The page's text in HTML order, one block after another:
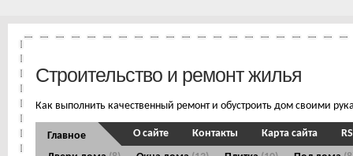
Строительство и ремонт жилья
Как выполнить качественный ремонт и обустроить дом своими
Главное
О сайте Контакты Карта сайта